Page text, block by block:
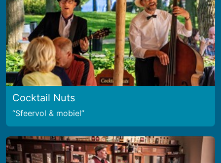
Cocktail Nuts
Sfeervol & mobiel